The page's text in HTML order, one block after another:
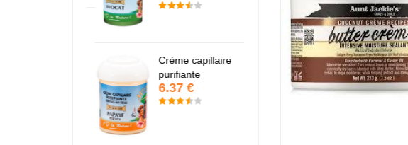
Crème capillaire
purifiante
6.37 €
KARITE
6.37 €